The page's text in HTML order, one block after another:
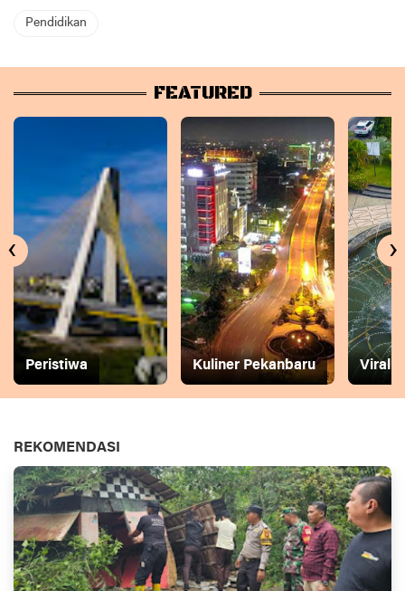
Pendidikan
FEATURED
Peristiwa Kuliner Pekanbaru Viral
‹ ›
REKOMENDASI